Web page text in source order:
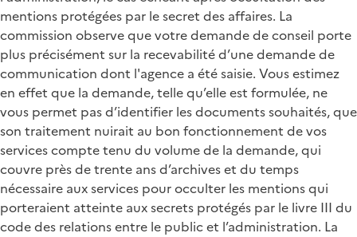
mentions protégées par le secret des affaires. La
commission observe que votre demande de conseil porte
plus précisément sur la recevabilité d’une demande de
communication dont l'agence a été saisie. Vous estimez
en effet que la demande, telle qu’elle est formulée, ne
vous permet pas d’identifier les documents souhaités, que
son traitement nuirait au bon fonctionnement de vos
services compte tenu du volume de la demande, qui
couvre près de trente ans d’archives et du temps
nécessaire aux services pour occulter les mentions qui
porteraient atteinte aux secrets protégés par le livre III du
code des relations entre le public et l’administration. La